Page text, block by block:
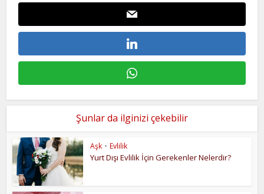
Şunlar da ilginizi çekebilir
Aşk • Evlilik
Yurt Dışı Evlilik İçin Gerekenler Nelerdir?